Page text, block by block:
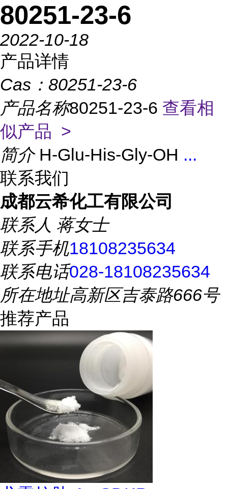
80251-23-6
2022-10-18
产品详情
Cas： 80251-23-6
产品名称80251-23-6 查看相
似产品 >
简介 H-Glu-His-Gly-OH ...
联系我们
成都云希化工有限公司
联系人 蒋女士
联系手机18108235634
联系电话028-18108235634
所在地址高新区吉泰路666号
推荐产品